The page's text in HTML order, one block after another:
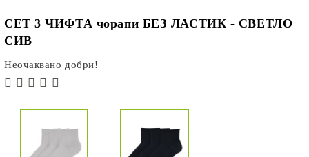
СЕТ 3 ЧИФТА чорапи БЕЗ ЛАСТИК - СВЕТЛО
СИВ
Неочаквано добри!